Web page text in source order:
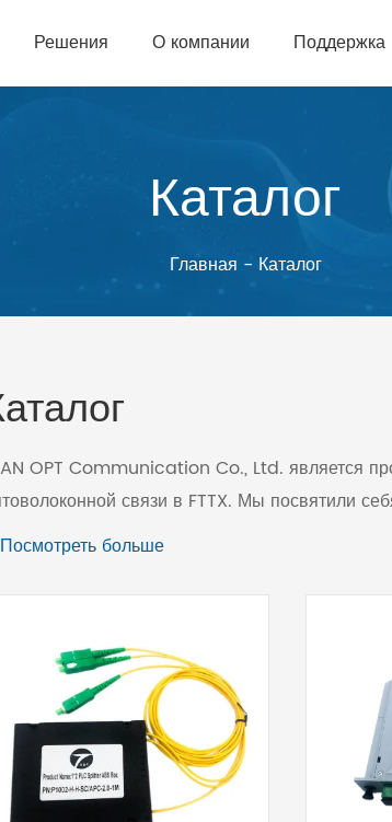
Решения О компании Поддержка
Каталог
Главная - Каталог
OPT Communication Co., Ltd. является
связи в FTTX. Мы посвятили
большие ресурсы в НИОКР
эффективные продукты.
больше